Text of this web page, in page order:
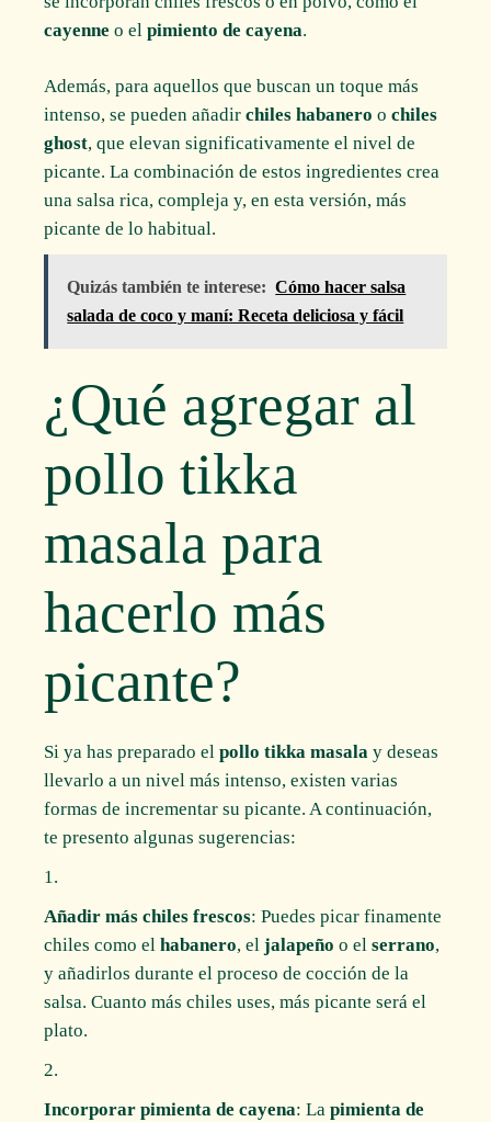
cayenne o elpimiento de cayena.
Además, para aquellos que buscan un toque más
intenso, se pueden añadirchiles habanero ochiles
ghost, que elevan significativamente el nivel de
picante. La combinación de estos ingredientes crea
una salsa rica, compleja y, en esta versión, más
picante de lo habitual.
Quizás también te interese: Cómo hacer salsa
salada de coco y maní: Receta deliciosa y fácil
¿Qué agregar al
pollo tikka
masala para
hacerlo más
picante?
Si ya has preparado elpollo tikka masala y deseas
llevarlo a un nivel más intenso, existen varias
formas de incrementar su picante. A continuación,
te presento algunas sugerencias:
Añadir más chiles frescos: Puedes picar finamente
chiles como elhabanero, eljalapeño o elserrano,
y añadirlos durante el proceso de cocción de la
salsa. Cuanto más chiles uses, más picante será el
plato.
Incorporar pimienta de cayena: Lapimienta de